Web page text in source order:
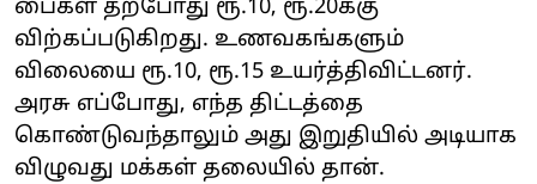
பைகள் தற்போது ரூ.10, ரூ.20க்கு
விற்கப்படுகிறது. உணவகங்களும்
விலையை ரூ.10, ரூ.15 உயர்த்திவிட்டனர்.
அரசு எப்போது, எந்த திட்டத்தை
கொண்டுவந்தாலும் அது இறுதியில் அடியாக
விழுவது மக்கள் தலையில் தான்.